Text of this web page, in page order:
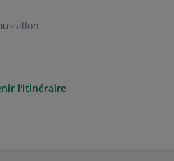
l'itinéraire